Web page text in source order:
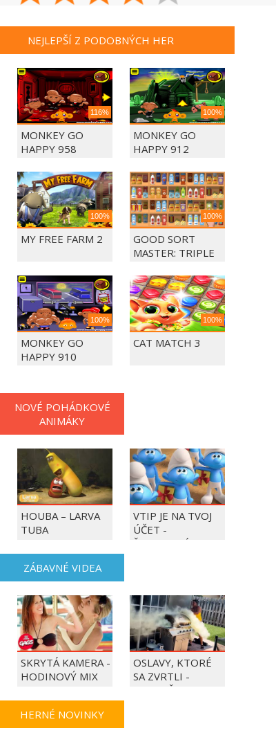
NEJLEPŠÍ Z PODOBNÝCH HER
116%
MONKEY GO
HAPPY 958
100%
MONKEY GO
HAPPY 912
100%
MY FREE FARM 2
100%
GOOD SORT
MASTER: TRIPLE
100%
MONKEY GO
HAPPY 910
100%
CAT MATCH 3
NOVÉ POHÁDKOVÉ
ANIMÁKY
HOUBA – LARVA
TUBA
VTIP JE NA TVOJ
ÚČET -
ŠMOULOVÉ
ZÁBAVNÉ VIDEA
SKRYTÁ KAMERA -
HODINOVÝ MIX
OSLAVY, KTORÉ
SA ZVRTLI -
NAJLEPŠIE
HERNÉ NOVINKY